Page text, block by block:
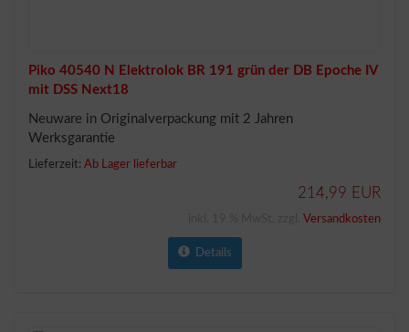
Piko 40540 N Elektrolok BR 191 grün der DB Epoche IV
mit DSS Next18
Neuware in Originalverpackung mit 2 Jahren
Werksgarantie
Lieferzeit: Ab Lager lieferbar
214,99 EUR
Versandkosten
Details